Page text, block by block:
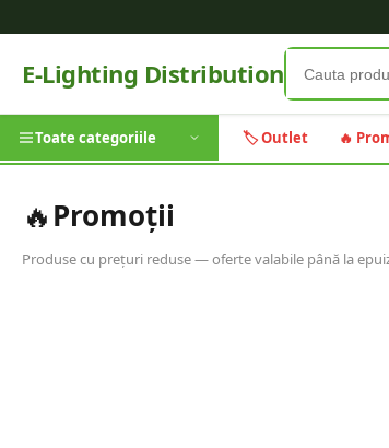
E-Lighting Distribution
Toate categoriile 🏷️ Outlet 🔥
🔥Promoții
Produse cu prețuri reduse — oferte valabile până la